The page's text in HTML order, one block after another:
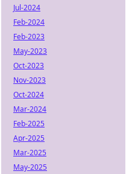
Jul-2024
Feb-2024
Feb-2023
May-2023
Oct-2023
Nov-2023
Oct-2024
Mar-2024
Feb-2025
Apr-2025
Mar-2025
May-2025